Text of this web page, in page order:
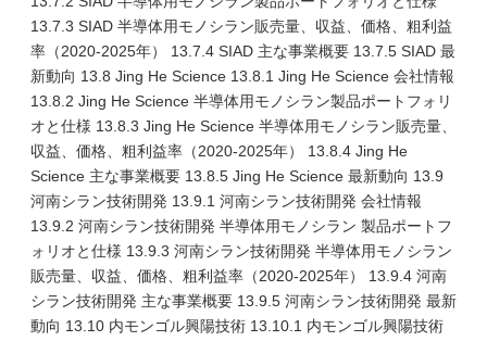
13.7.3 SIAD 半導体用モノシラン販売量、収益、価格、粗利益
率（2020-2025年） 13.7.4 SIAD 主な事業概要 13.7.5 SIAD 最
新動向 13.8 Jing He Science 13.8.1 Jing He Science 会社情報
13.8.2 Jing He Science 半導体用モノシラン製品ポートフォリ
オと仕様 13.8.3 Jing He Science 半導体用モノシラン販売量、
収益、価格、粗利益率（2020-2025年） 13.8.4 Jing He
Science 主な事業概要 13.8.5 Jing He Science 最新動向 13.9
河南シラン技術開発 13.9.1 河南シラン技術開発 会社情報
13.9.2 河南シラン技術開発 半導体用モノシラン 製品ポートフ
ォリオと仕様 13.9.3 河南シラン技術開発 半導体用モノシラン
販売量、収益、価格、粗利益率（2020-2025年） 13.9.4 河南
シラン技術開発 主な事業概要 13.9.5 河南シラン技術開発 最新
動向 13.10 内モンゴル興陽技術 13.10.1 内モンゴル興陽技術